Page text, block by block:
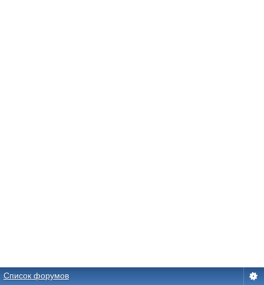
Список форумов